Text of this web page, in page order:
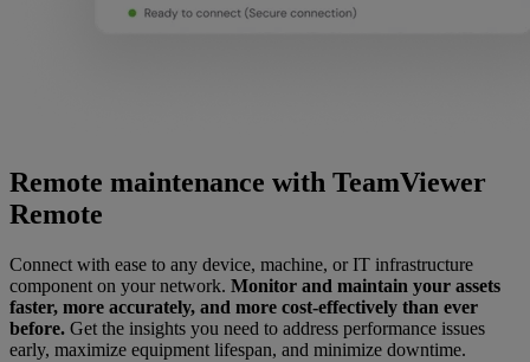
Remote maintenance with TeamViewer
Remote
Connect with ease to any device, machine, or IT infrastructure
component on your network. Monitor and maintain your assets
faster, more accurately, and more cost-effectively than ever
before. Get the insights you need to address performance issues
early, maximize equipment lifespan, and minimize downtime.